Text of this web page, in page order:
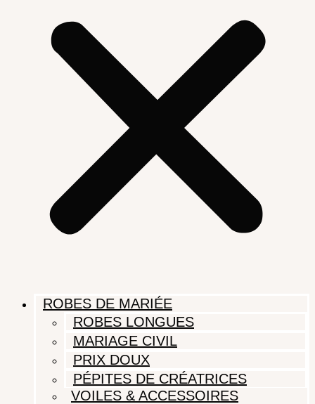
ROBES DE MARIÉE
ROBES LONGUES
MARIAGE CIVIL
PRIX DOUX
PÉPITES DE CRÉATRICES
VOILES & ACCESSOIRES